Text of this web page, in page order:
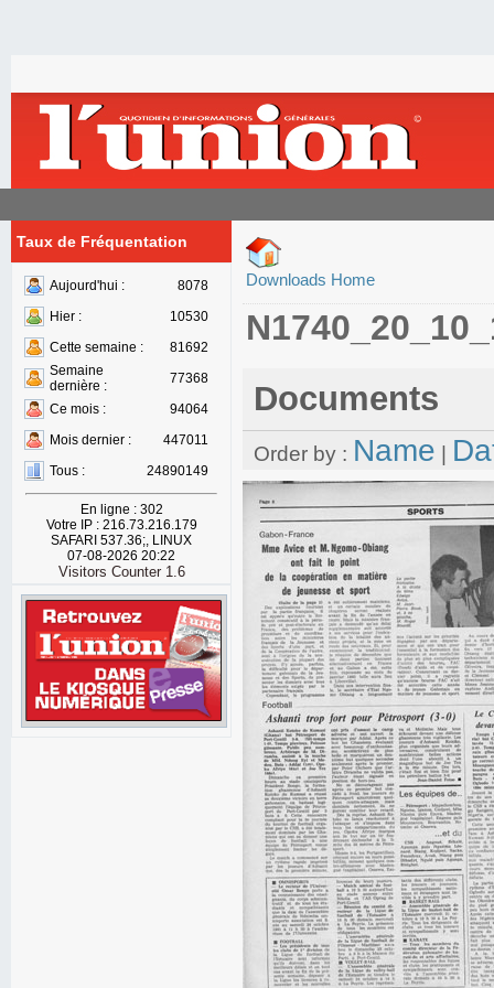
Taux de Fréquentation
Aujourd'hui :
8078
Hier :
10530
Cette semaine :
81692
Semaine
dernière :
77368
Ce mois :
94064
Mois dernier :
447011
Tous :
24890149
En ligne : 302
Votre IP : 216.73.216.179
SAFARI 537.36;, LINUX
07-08-2026 20:22
Visitors Counter 1.6
Downloads Home
Documents
Order by : Name